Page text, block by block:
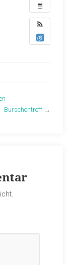
Burschentreff →